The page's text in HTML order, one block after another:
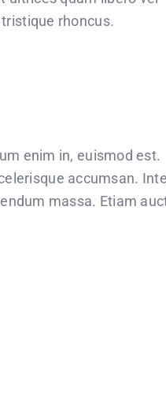
rhoncus.
enim in, euismod est.
accumsan.
massa. Etiam